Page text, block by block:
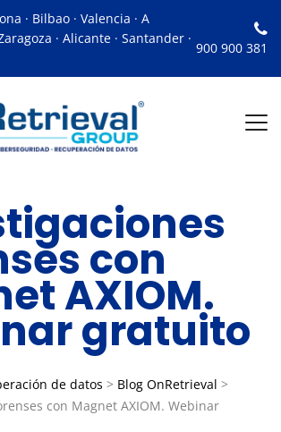
· Bilbao · Valencia · A
· Alicante · Santander ·
900 900 381
con
AXIOM.
gratuito
de datos > Blog OnRetrieval >
con Magnet AXIOM. Webinar